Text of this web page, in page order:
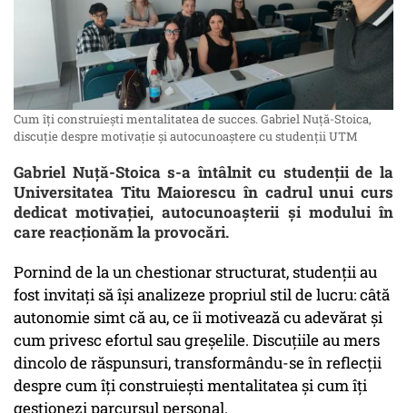
Cum îți construiești mentalitatea de succes. Gabriel Nuță-Stoica,
discuție despre motivație și autocunoaștere cu studenții UTM
Gabriel Nuță-Stoica s-a întâlnit cu studenții de la
Universitatea Titu Maiorescu în cadrul unui curs
dedicat motivației, autocunoașterii și modului în
care reacționăm la provocări.
Pornind de la un chestionar structurat, studenții au
fost invitați să își analizeze propriul stil de lucru: câtă
autonomie simt că au, ce îi motivează cu adevărat și
cum privesc efortul sau greșelile. Discuțiile au mers
dincolo de răspunsuri, transformându-se în reflecții
despre cum îți construiești mentalitatea și cum îți
gestionezi parcursul personal.